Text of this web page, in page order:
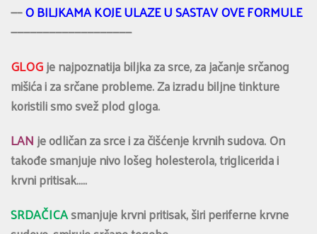
—–O BILJKAMA KOJE ULAZE U SASTAV OVE FORMULE
———————————————————
GLOGje najpoznatija biljka za srce, za jačanje srčanog
mišića i za srčane probleme. Za izradu biljne tinkture
koristili smo svež plod gloga.
LANje odličan za srce i za čišćenje krvnih sudova. On
takođe smanjuje nivo lošeg holesterola, triglicerida i
krvni pritisak…..
SRDAČICAsmanjuje krvni pritisak, širi periferne krvne